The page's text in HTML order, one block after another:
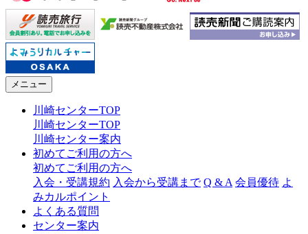
メニュー
川崎センターTOP
川崎センターTOP
川崎センター案内
初めてご利用の方へ
初めてご利用の方へ
入会・受講規約 入会から受講まで Q & A 会員優待 よ
みカルポイント
よくある質問
センター案内